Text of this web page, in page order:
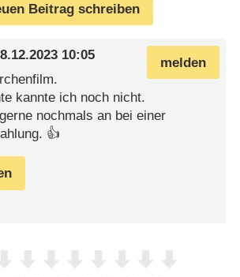
Beitrag schreiben
melden
10:05
kannte ich noch nicht.
nochmals an bei einer
👍